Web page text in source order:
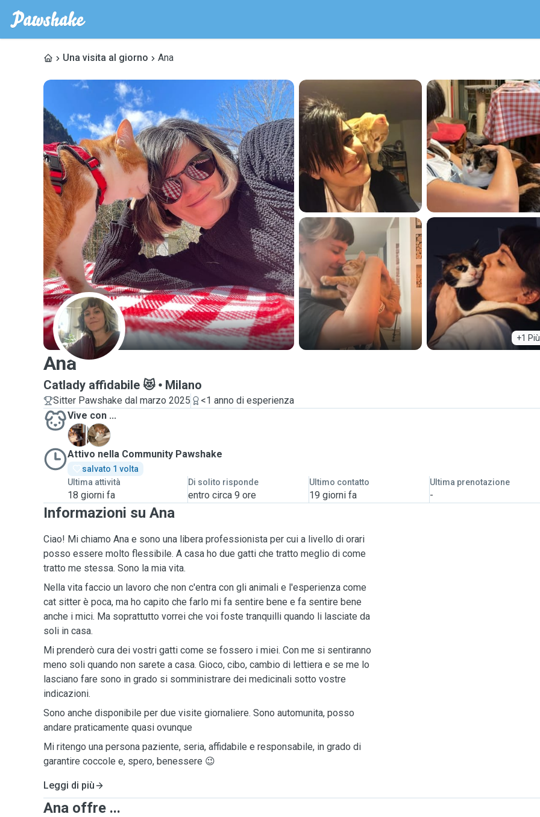
Una visita al giorno Ana
+1 Più
A
Ana
Catlady affidabile 😻 Milano
Sitter Pawshake dal marzo 2025
<1 anno di esperienza
Vive con ...
N
P
Attivo nella Community Pawshake
salvato 1 volta
Ultima attività
18 giorni fa
Di solito risponde
entro circa 9 ore
Ultimo contatto
19 giorni fa
Ultima prenotazione
-
Informazioni su Ana
Ciao! Mi chiamo Ana e sono una libera professionista per cui a livello di orari
posso essere molto flessibile. A casa ho due gatti che tratto meglio di come
tratto me stessa. Sono la mia vita.
Nella vita faccio un lavoro che non c'entra con gli animali e l'esperienza come
cat sitter è poca, ma ho capito che farlo mi fa sentire bene e fa sentire bene
anche i mici. Ma soprattutto vorrei che voi foste tranquilli quando li lasciate da
soli in casa.
Mi prenderò cura dei vostri gatti come se fossero i miei. Con me si sentiranno
meno soli quando non sarete a casa. Gioco, cibo, cambio di lettiera e se me lo
lasciano fare sono in grado si somministrare dei medicinali sotto vostre
indicazioni.
Sono anche disponibile per due visite giornaliere. Sono automunita, posso
andare praticamente quasi ovunque
Mi ritengo una persona paziente, seria, affidabile e responsabile, in grado di
garantire coccole e, spero, benessere 😉
Leggi di più
Ana offre ...